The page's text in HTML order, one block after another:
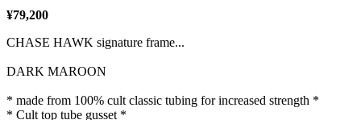
¥79,200
CHASE HAWK signature frame...
DARK MAROON
* made from 100% cult classic tubing for increased strength *
* Cult top tube gusset *